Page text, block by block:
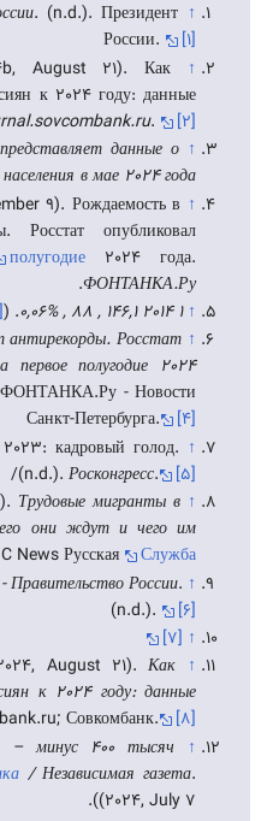
↑
. (n.d.). Президент
России.
[۱]
↑
August 21). Как
к 2024 году: данные
.
[۲]
↑
данные о
в мае 2024 года
↑
9). Рождаемость в
Росстат опубликовал
полугодие 2024 года.
ФОНТАНКА.Ру
.
↑
1 2014 146,1 , 88 , 0,06%
. (n.d.).
↑
антирекорды. Росстат
первое полугодие 2024
- Новости
Санкт-Петербурга.
[۴]
↑
кадровый голод.
(n.d.).Росконгресс. [۵]
/
↑
Трудовые мигранты в
они ждут и чего им
News Русская Служба
↑
Правительство России.
(n.d.).
[۶]
↑ [۷]
↑
August 21). Как
к 2024 году: данные
Совкомбанк.
[۸]
↑
– минус 400 тысяч
/ Независимая газета.
(2024, July 7).